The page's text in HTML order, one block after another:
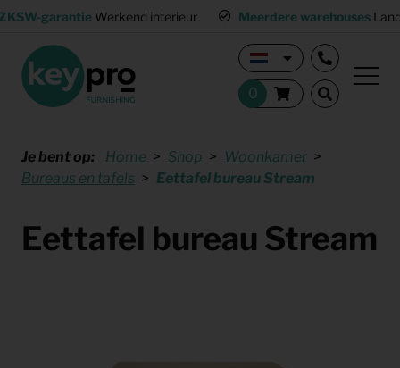
garantie Werkend interieur Meerdere warehouses
Je bent op: Home Shop
Woonkamer
Bureaus en tafels
Eettafel bureau Stream
Eettafel bureau Stream